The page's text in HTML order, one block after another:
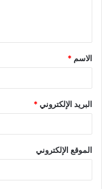
ق
*
الاسم *
البريد الإلكتروني*
الموقع الإلكتروني